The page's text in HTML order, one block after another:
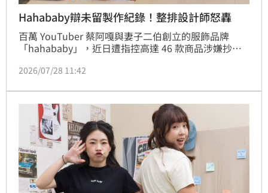
Hahababy辯未留製作紀錄！整排設計師怒轟
百萬 YouTuber 蔡阿嘎與妻子二伯創立的服飾品牌
「hahababy」，近日遭指控高達 46 款商品涉嫌抄襲
商品，卻以「快速開發未能完整保留紀錄」為由避談抄
開發流程」的說法自相矛盾，更引發設計業界集體抨
擊，質疑品牌避重就輕以規避法律與賠償責任，讓公關
危機持續蔓延。
2026/07/28 11:42